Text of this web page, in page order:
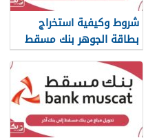
شروط وكيفية استخراج
بطاقة الجوهر بنك مسقط